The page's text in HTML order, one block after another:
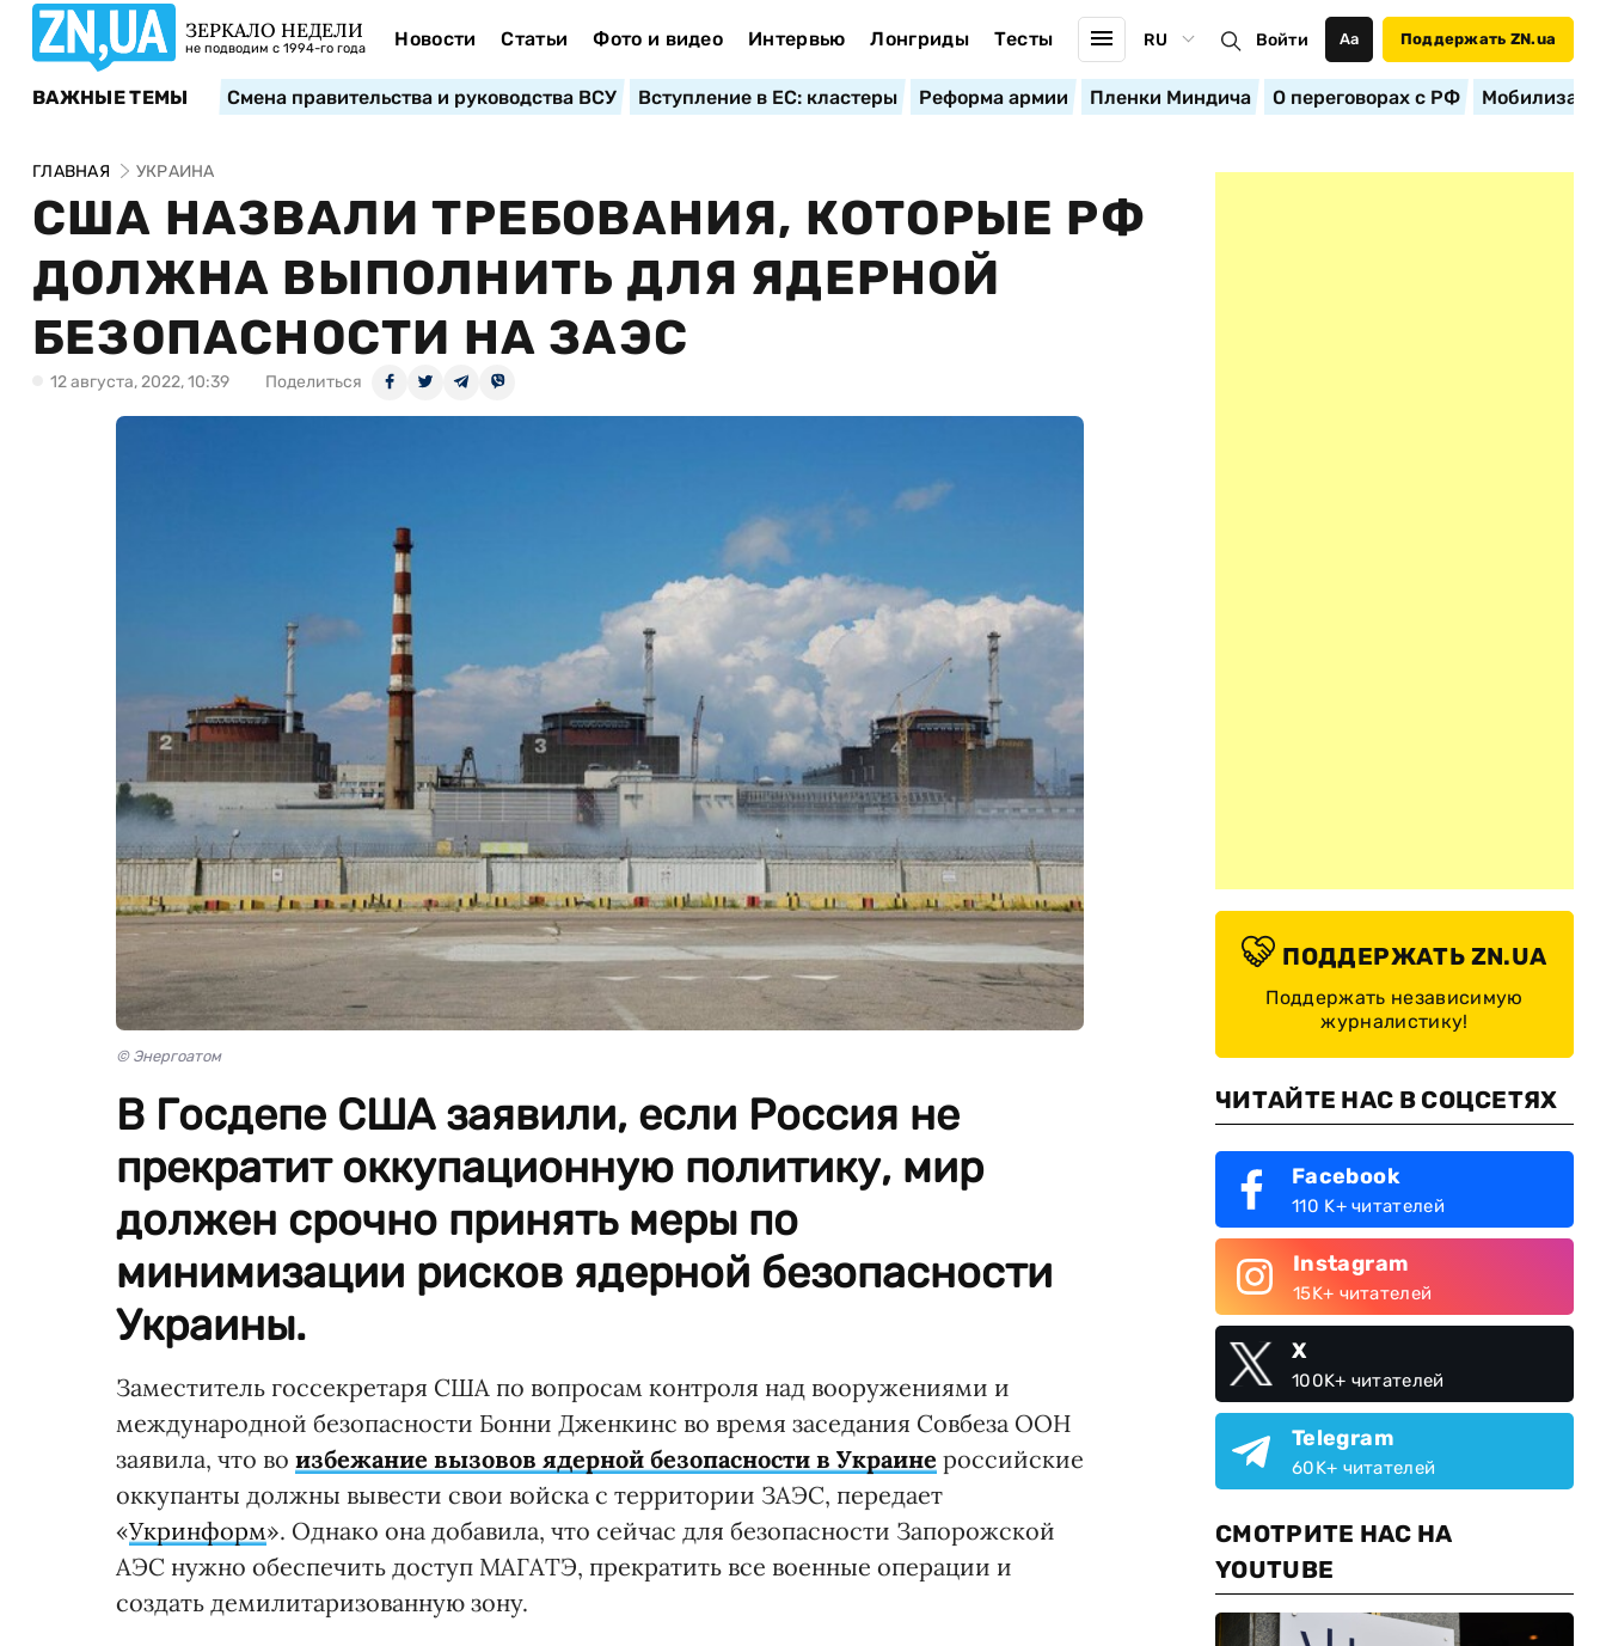
ЗЕРКАЛО НЕДЕЛИ
не подводим с 1994-го года Новости Статьи Фото и видео Интервью Лонгриды Тесты RU Войти Аа Поддержать ZN.ua
ВАЖНЫЕ ТЕМЫ Смена правительства и руководства ВСУ Вступление в ЕС: кластеры Реформа армии Пленки Миндича О переговорах с РФ
ГЛАВНАЯ УКРАИНА
США НАЗВАЛИ ТРЕБОВАНИЯ, КОТОРЫЕ РФ
ДОЛЖНА ВЫПОЛНИТЬ ДЛЯ ЯДЕРНОЙ
БЕЗОПАСНОСТИ НА ЗАЭС
12 августа, 2022, 10:39 Поделиться
© Энергоатом
В Госдепе США заявили, если Россия не
прекратит оккупационную политику, мир
должен срочно принять меры по
минимизации рисков ядерной безопасности
Украины.
Заместитель госсекретаря США по вопросам контроля над вооружениями и
международной безопасности Бонни Дженкинс во время заседания Совбеза ООН
заявила, что во избежание вызовов ядерной безопасности в Украине российские
оккупанты должны вывести свои войска с территории ЗАЭС, передает
«Укринформ». Однако она добавила, что сейчас для безопасности Запорожской
АЭС нужно обеспечить доступ МАГАТЭ, прекратить все военные операции и
создать демилитаризованную зону.
ПОДДЕРЖАТЬ ZN.UA
Поддержать независимую
журналистику!
ЧИТАЙТЕ НАС В СОЦСЕТЯХ
Facebook
110 K+ читателей
Instagram
15K+ читателей
X
100K+ читателей
Telegram
60K+ читателей
СМОТРИТЕ НАС НА
YOUTUBE